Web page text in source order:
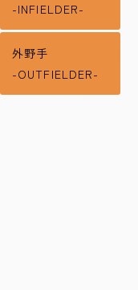
-INFIELDER-
外野手
-OUTFIELDER-